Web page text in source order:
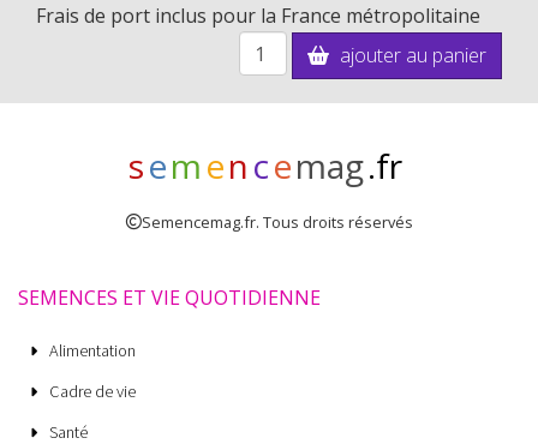
Frais de port inclus pour la France métropolitaine
ajouter au panier
semencemag.fr
Semencemag.fr. Tous droits réservés
SEMENCES ET VIE QUOTIDIENNE
Alimentation
Cadre de vie
Santé